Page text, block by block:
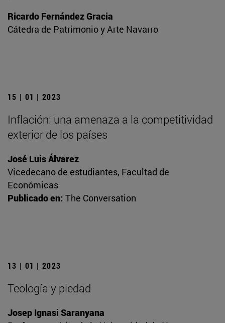
Ricardo Fernández Gracia
Cátedra de Patrimonio y Arte Navarro
15 | 01 | 2023
Inflación: una amenaza a la competitividad
exterior de los países
José Luis Álvarez
Vicedecano de estudiantes, Facultad de
Económicas
Publicado en: The Conversation
13 | 01 | 2023
Teología y piedad
Josep Ignasi Saranyana